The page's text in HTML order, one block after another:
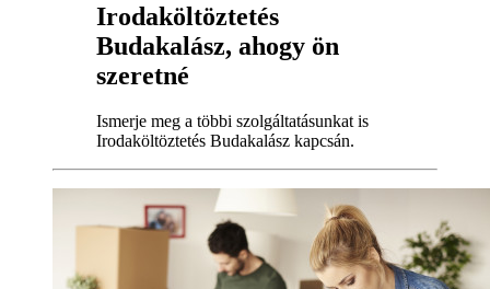
Irodaköltöztetés
Budakalász, ahogy ön
szeretné
Ismerje meg a többi szolgáltatásunkat is
Irodaköltöztetés Budakalász kapcsán.